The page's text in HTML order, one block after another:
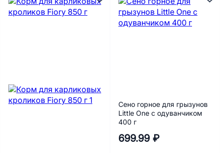
Сено горное для грызунов
Little One с одуванчиком
400 г
699.99 ₽